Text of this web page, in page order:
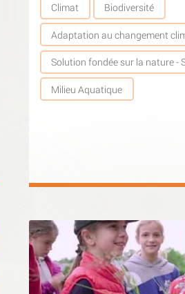
Climat Biodiversité
Adaptation au changement
Solution fondée sur la nature -
Milieu Aquatique